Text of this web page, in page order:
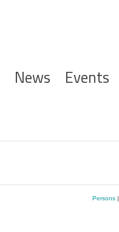
News Events
Persons|